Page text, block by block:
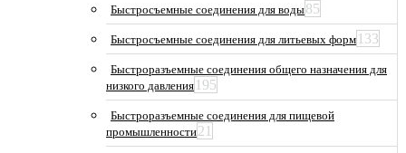
Быстросъемные соединения для воды85
Быстросъемные соединения для литьевых форм 133
Быстроразъемные соединения общего назначения для
низкого давления 195
Быстроразъемные соединения для пищевой
промышленности21